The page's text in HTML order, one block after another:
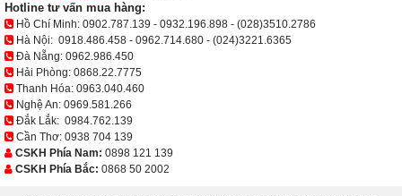
Hotline tư vấn mua hàng:
Hồ Chí Minh: 0902.787.139 - 0932.196.898 - (028)3510.2786
Hà Nội: 0918.486.458 - 0962.714.680 - (024)3221.6365
Đà Nẵng: 0962.986.450
Hải Phòng: 0868.22.7775
Thanh Hóa: 0963.040.460
Nghệ An: 0969.581.266
Đắk Lắk: 0984.762.139
Cần Thơ: 0938 704 139
CSKH Phía Nam: 0898 121 139
CSKH Phía Bắc: 0868 50 2002